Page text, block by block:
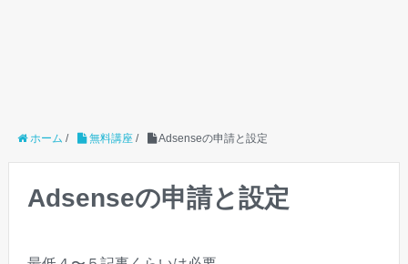
ホーム / 無料講座/ Adsenseの申請と設定
Adsenseの申請と設定